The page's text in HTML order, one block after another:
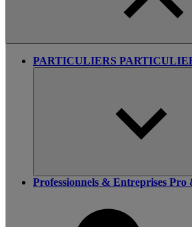
PARTICULIERS
Professionnels & Entreprises Pro